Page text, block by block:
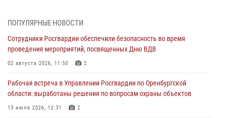
28 июля 2026, 09:41 1
Росгвардейцы обеспечили правопорядок на праздновании Дня
ВМФ в Оренбурге
27 июля 2026, 14:36 2
Росгвардейцы предотвратили трагедию: спасен мужчина в тяжелой
жизненной ситуации (ВИДЕО)
26 июля 2026, 14:45 1
ПОПУЛЯРНЫЕ НОВОСТИ
Сотрудники Росгвардии обеспечили безопасность во время
проведения мероприятий, посвященных Дню ВДВ
02 августа 2026, 11:50 2
Рабочая встреча в Управлении Росгвардии по Оренбургской
области: выработаны решения по вопросам охраны объектов
13 июля 2026, 12:31 2